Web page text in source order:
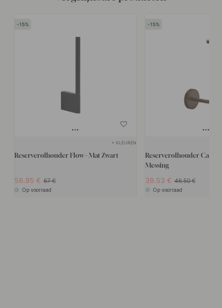
15
+ KLEUREN
Reserverolhouder Flow - Mat Zwart
56.95 67
Op voorraad
15
Reserverolhouder Calm
Messing
39.53 46.50
Op voorraad